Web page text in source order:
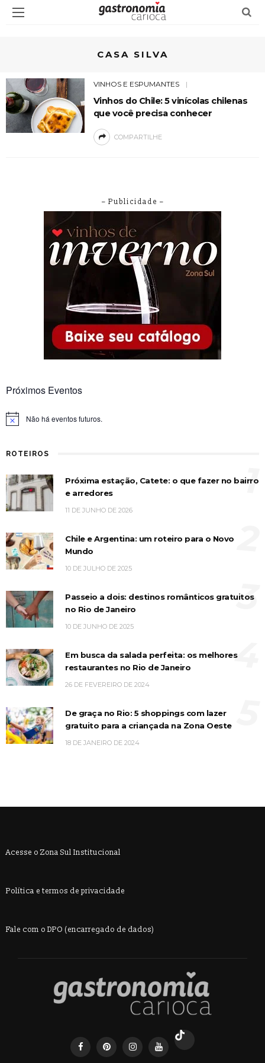
CASA SILVA
VINHOS E ESPUMANTES
Vinhos do Chile: 5 vinícolas chilenas
que você precisa conhecer
COMPARTILHE
– Publicidade –
Próximos Eventos
Notice Não há eventos futuros.
ROTEIROS
Próxima estação, Catete: o que fazer no bairro
e arredores
11 DE JUNHO DE 2026
1
Chile e Argentina: um roteiro para o Novo
Mundo
10 DE JULHO DE 2025
Passeio a dois: destinos românticos gratuitos
no Rio de Janeiro
10 DE JUNHO DE 2025
3
Em busca da salada perfeita: os melhores
restaurantes no Rio de Janeiro
26 DE FEVEREIRO DE 2024
4
De graça no Rio: 5 shoppings com lazer
gratuito para a criançada na Zona Oeste
18 DE JANEIRO DE 2024
Acesse o Zona Sul Institucional
Política e termos de privacidade
Fale com o DPO (encarregado de dados)